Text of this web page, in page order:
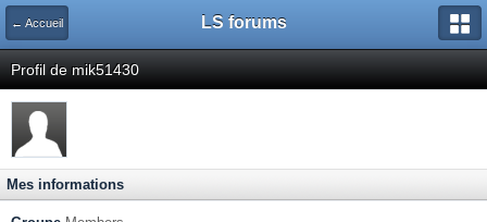
← Accueil LS forums
Profil de mik51430
Mes informations